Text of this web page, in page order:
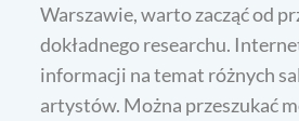
Warszawie, warto zacząć od
dokładnego researchu.
informacji na temat różnych
artystów. Można przeszukać